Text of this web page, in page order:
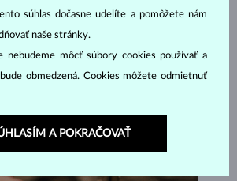
súhlas dočasne udelíte a pomôžete nám
naše stránky.
nebudeme môcť súbory cookies používať a
obmedzená. Cookies môžete odmietnuť
A POKRAČOVAŤ